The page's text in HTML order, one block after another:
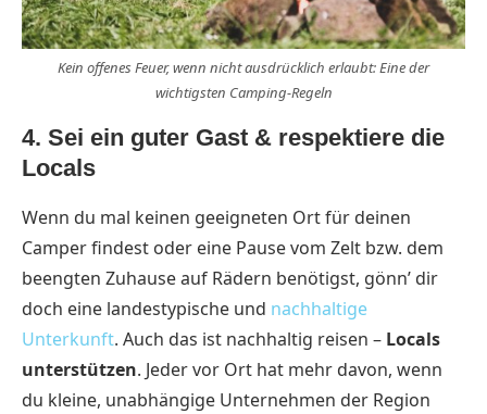
Kein offenes Feuer, wenn nicht ausdrücklich erlaubt: Eine der
wichtigsten Camping-Regeln
4. Sei ein guter Gast & respektiere die
Locals
Wenn du mal keinen geeigneten Ort für deinen
Camper findest oder eine Pause vom Zelt bzw. dem
beengten Zuhause auf Rädern benötigst, gönn’ dir
doch eine landestypische und nachhaltige
Unterkunft. Auch das ist nachhaltig reisen – Locals
unterstützen. Jeder vor Ort hat mehr davon, wenn
du kleine, unabhängige Unternehmen der Region